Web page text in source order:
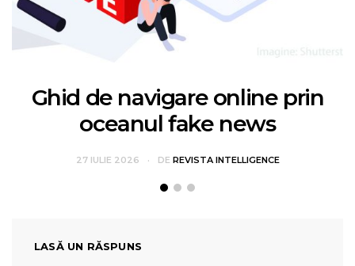
Ghid de navigare online prin
oceanul fake news
27 IULIE 2026 DE REVISTA INTELLIGENCE
LASĂ UN RĂSPUNS